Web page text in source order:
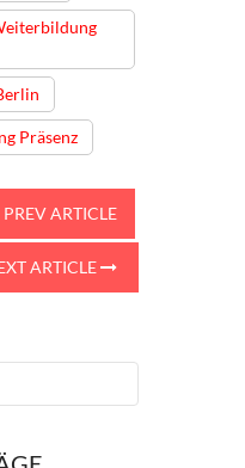
Präsenz
PREV ARTICLE
ARTICLE